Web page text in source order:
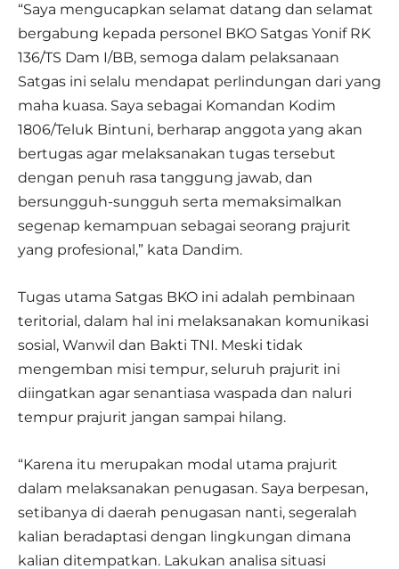
“Saya mengucapkan selamat datang dan selamat
bergabung kepada personel BKO Satgas Yonif RK
136/TS Dam I/BB, semoga dalam pelaksanaan
Satgas ini selalu mendapat perlindungan dari yang
maha kuasa. Saya sebagai Komandan Kodim
1806/Teluk Bintuni, berharap anggota yang akan
bertugas agar melaksanakan tugas tersebut
dengan penuh rasa tanggung jawab, dan
bersungguh-sungguh serta memaksimalkan
segenap kemampuan sebagai seorang prajurit
yang profesional,” kata Dandim.
Tugas utama Satgas BKO ini adalah pembinaan
teritorial, dalam hal ini melaksanakan komunikasi
sosial, Wanwil dan Bakti TNI. Meski tidak
mengemban misi tempur, seluruh prajurit ini
diingatkan agar senantiasa waspada dan naluri
tempur prajurit jangan sampai hilang.
“Karena itu merupakan modal utama prajurit
dalam melaksanakan penugasan. Saya berpesan,
setibanya di daerah penugasan nanti, segeralah
kalian beradaptasi dengan lingkungan dimana
kalian ditempatkan. Lakukan analisa situasi